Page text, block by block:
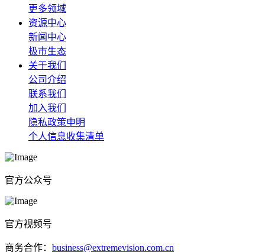
更多领域
资源中心
新闻中心
极市生态
关于我们
公司介绍
联系我们
加入我们
隐私政策申明
个人信息收集清单
官方公众号
官方视频号
商务合作： business@extremevision.com.cn